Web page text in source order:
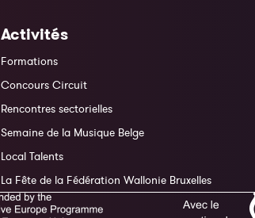
Activités
Formations
Concours Circuit
Rencontres sectorielles
Semaine de la Musique Belge
Local Talents
La Fête de la Fédération Wallonie Bruxelles